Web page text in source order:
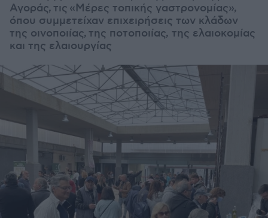
Αγοράς, τις «Μέρες τοπικής γαστρονομίας»,
όπου συμμετείχαν επιχειρήσεις των κλάδων
της οινοποιίας, της ποτοποιίας, της ελαιοκομίας
και της ελαιουργίας